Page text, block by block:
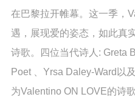
在巴黎拉开帷幕。这一季，
遇，展现爱的姿态，如此真
诗歌。四位当代诗人: Greta
Poet 、Yrsa Daley-Ward以
为Valentino ON LOVE的诗